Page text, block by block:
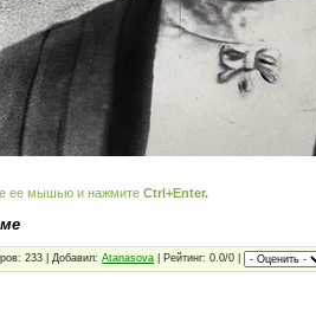
ее мышью и нажмитеCtrl+Enter.
233 | Добавил:Atanasova | Рейтинг: 0.0/0 |